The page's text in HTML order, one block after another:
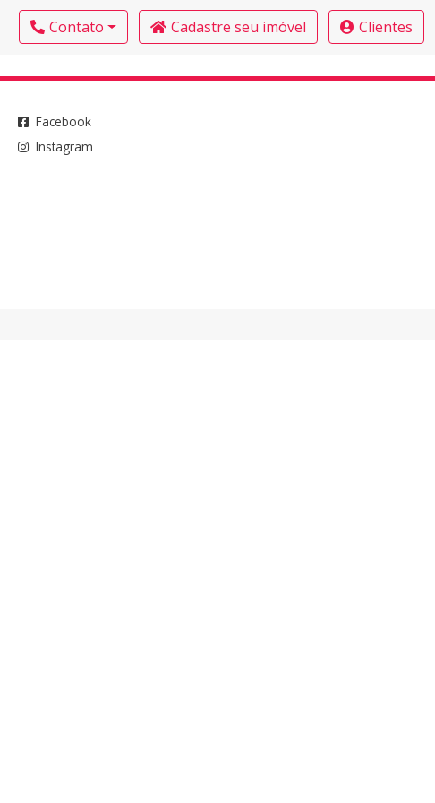
Contato Cadastre seu imóvel
Clientes
Facebook
Instagram